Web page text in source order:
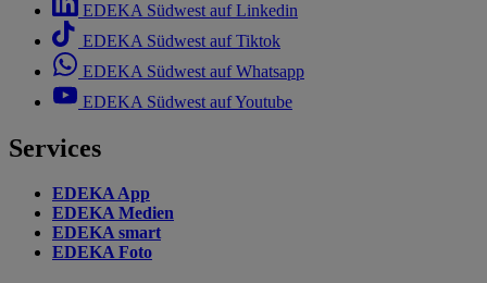
EDEKA Südwest auf Linkedin
EDEKA Südwest auf Tiktok
EDEKA Südwest auf Whatsapp
EDEKA Südwest auf Youtube
Services
EDEKA App
EDEKA Medien
EDEKA smart
EDEKA Foto